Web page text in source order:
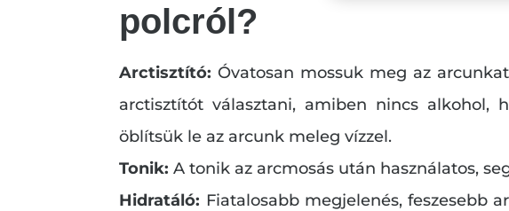
polcról?
Arctisztító:Óvatosan mossuk meg az
arctisztítót választani, amiben nincs alkohol,
öblítsük le az arcunk meleg vízzel.
Tonik:A tonik az arcmosás után használatos,
Hidratáló: Fiatalosabb megjelenés, feszesebb